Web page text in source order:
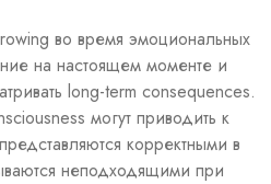
во время эмоциональных
на настоящем моменте и
long-term consequences.
могут приводить к
корректными в
неподходящими при